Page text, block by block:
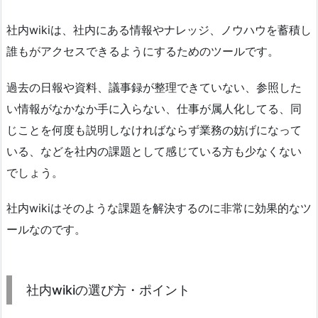
社内wikiは、社内にある情報やナレッジ、ノウハウを蓄積し
誰もがアクセスできるようにするためのツールです。
過去の日報や資料、議事録が整理できていない、参照した
い情報がなかなか手に入らない、仕事が属人化してる、同
じことを何度も説明しなければならず業務の妨げになって
いる、などを社内の課題として感じている方も少なくない
でしょう。
社内wikiはそのような課題を解決するのに非常に効果的なツ
ールなのです。
社内wikiの選び方・ポイント